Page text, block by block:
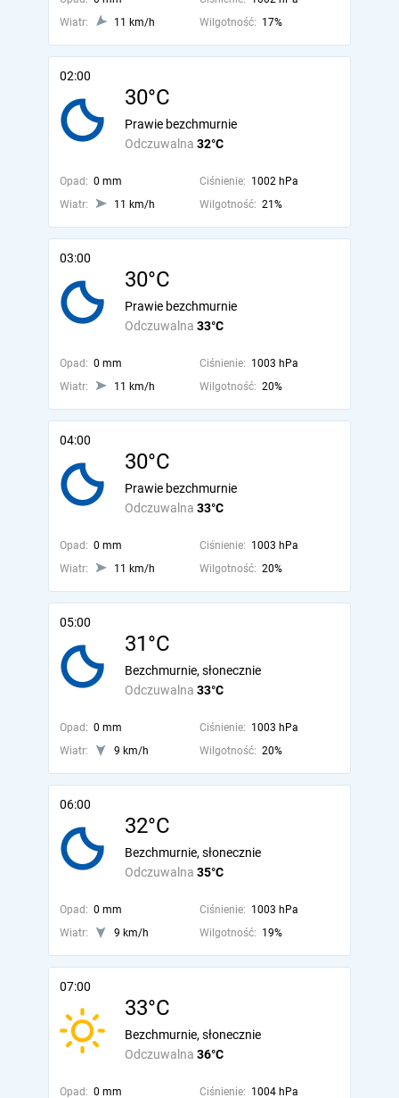
Wiatr:
11 km/h Wilgotność: 17%
02:00
30°C
Odczuwalna 32°C
Prawie bezchmurnie
Opad: 0 mm Ciśnienie: 1002 hPa
Wiatr:
11 km/h Wilgotność: 21%
03:00
30°C
Odczuwalna 33°C
Prawie bezchmurnie
Opad: 0 mm Ciśnienie: 1003 hPa
Wiatr:
11 km/h Wilgotność: 20%
04:00
30°C
Odczuwalna 33°C
Prawie bezchmurnie
Opad: 0 mm Ciśnienie: 1003 hPa
Wiatr:
11 km/h Wilgotność: 20%
05:00
31°C
Odczuwalna 33°C
Bezchmurnie, słonecznie
Opad: 0 mm Ciśnienie: 1003 hPa
Wiatr:
9 km/h Wilgotność: 20%
06:00
32°C
Odczuwalna 35°C
Bezchmurnie, słonecznie
Opad: 0 mm Ciśnienie: 1003 hPa
Wiatr:
9 km/h Wilgotność: 19%
07:00
33°C
Odczuwalna 36°C
Bezchmurnie, słonecznie
Opad: 0 mm Ciśnienie: 1004 hPa